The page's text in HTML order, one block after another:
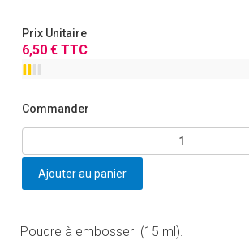
Prix Unitaire
6,50 € TTC
Commander
Poudre à embosser (15 ml).